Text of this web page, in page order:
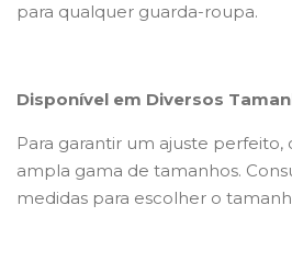
para qualquer guarda-roupa.
Disponível em Diversos
Para garantir um ajuste
ampla gama de tamanhos.
medidas para escolher o